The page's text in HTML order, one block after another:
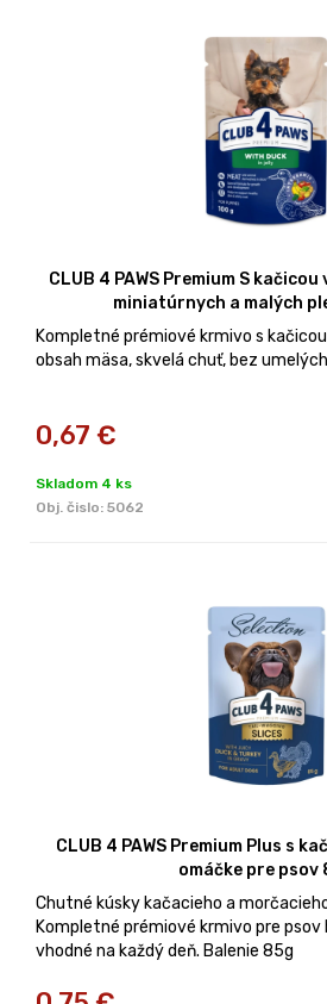
CLUB 4 PAWS Premium S
miniatúrnych a malých
Kompletné prémiové krmivo s
obsah mäsa, skvelá chuť, bez
0,67 €
Skladom 4 ks
Obj. čislo: 5062
CLUB 4 PAWS Premium Plus s
omáčke pre psov
Chutné kúsky kačacieho a
Kompletné prémiové krmivo pre psov
vhodné na každý deň. Balenie 85g